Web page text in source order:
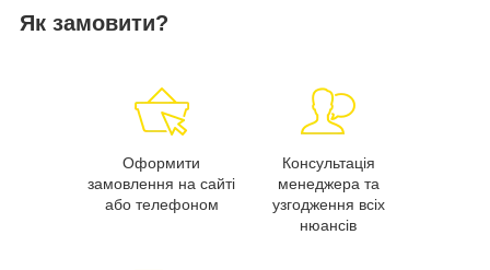
Як замовити?
Оформити
замовлення на сайті
або телефоном
Консультація
менеджера та
узгодження всіх
нюансів